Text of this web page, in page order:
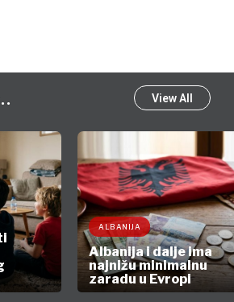
View All
ALBANIJA
Albanija i dalje ima
najnižu minimalnu
zaradu u Evropi